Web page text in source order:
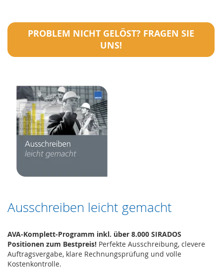
PROBLEM NICHT GELÖST? FRAGEN SIE
UNS!
Ausschreiben leicht gemacht
AVA-Komplett-Programm inkl. über 8.000 SIRADOS
Positionen zum Bestpreis! Perfekte Ausschreibung, clevere
Auftragsvergabe, klare Rechnungsprüfung und volle
Kostenkontrolle.